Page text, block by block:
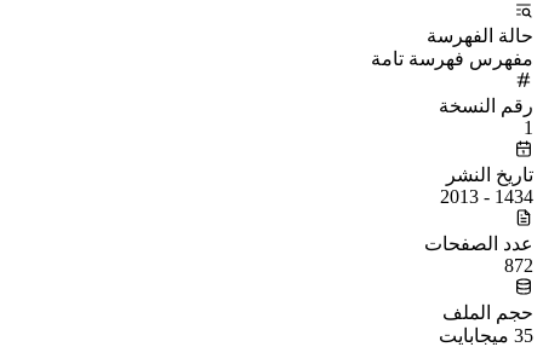
حالة الفهرسة
مفهرس فهرسة تامة
رقم النسخة
1
تاريخ النشر
1434 - 2013
عدد الصفحات
872
حجم الملف
35 ميجابايت